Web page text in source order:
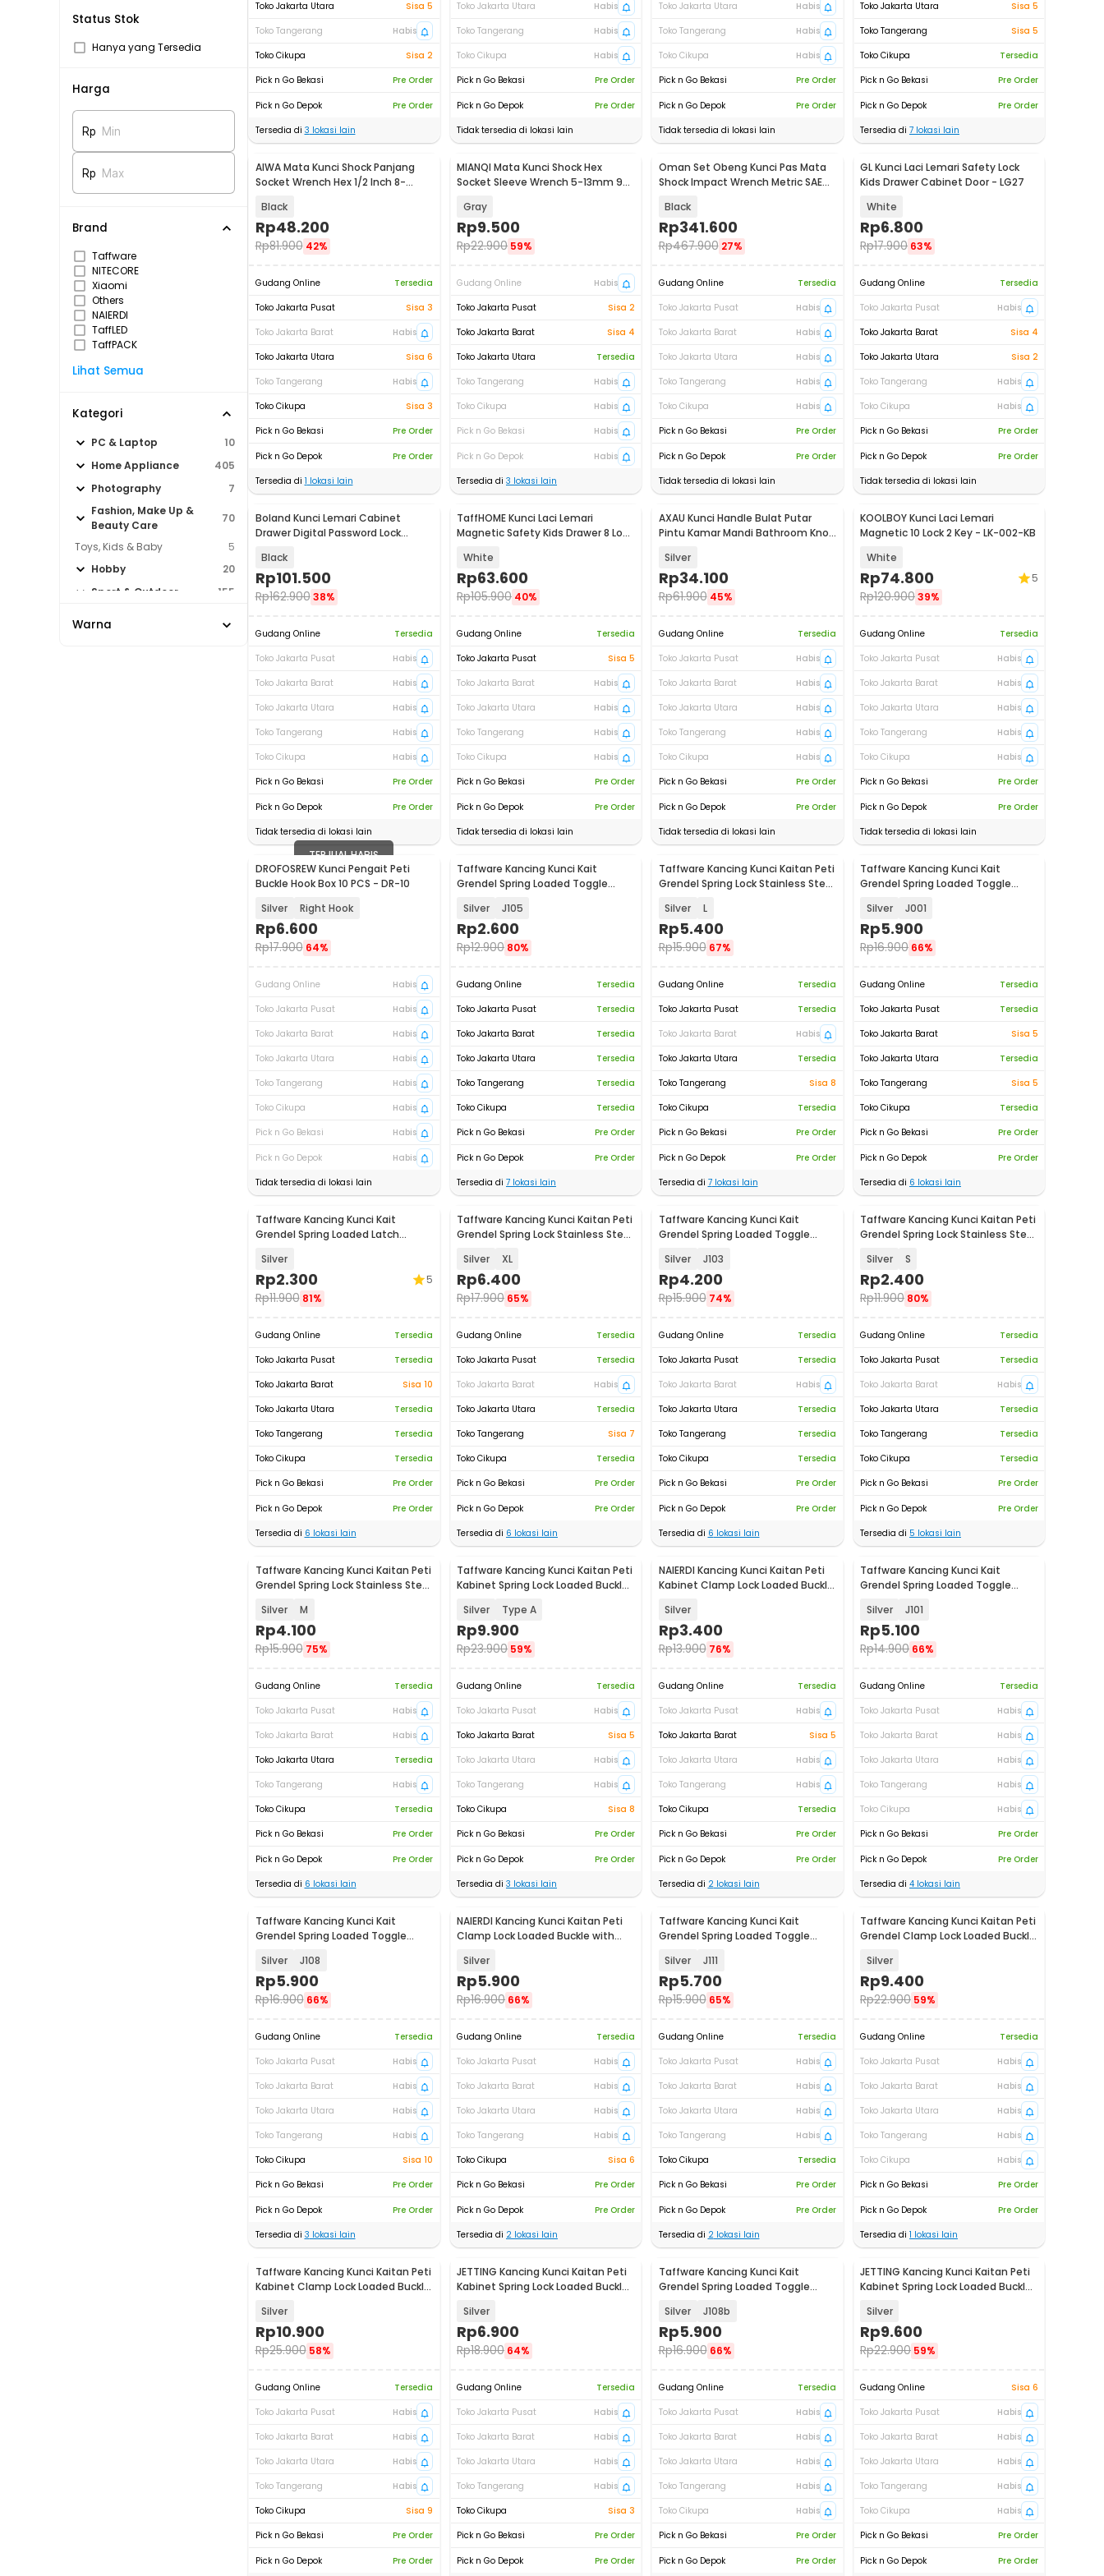
Status Stok
Hanya yang Tersedia
Harga
Rp Min
Rp Max
Brand
Taffware
NITECORE
Xiaomi
Others
NAIERDI
TaffLED
TaffPACK
Lihat Semua
Kategori
PC & Laptop
10
Home Appliance
405
Photography
7
Fashion, Make Up &
Beauty Care
70
Toys, Kids & Baby
5
Hobby
20
Sport & Outdoor
155
Warna
Toko Jakarta Utara
Sisa 5
Toko Tangerang
Habis
Toko Cikupa
Sisa 2
Pick n Go Bekasi
Pre Order
Pick n Go Depok
Pre Order
Tersedia di 3 lokasi lain
Toko Jakarta Utara
Habis
Toko Tangerang
Habis
Toko Cikupa
Habis
Pick n Go Bekasi
Pre Order
Pick n Go Depok
Pre Order
Tidak tersedia di lokasi lain
Toko Jakarta Utara
Habis
Toko Tangerang
Habis
Toko Cikupa
Habis
Pick n Go Bekasi
Pre Order
Pick n Go Depok
Pre Order
Tidak tersedia di lokasi lain
Toko Jakarta Utara
Sisa 5
Toko Tangerang
Sisa 5
Toko Cikupa
Tersedia
Pick n Go Bekasi
Pre Order
Pick n Go Depok
Pre Order
Tersedia di 7 lokasi lain
AIWA Mata Kunci Shock Panjang
Socket Wrench Hex 1/2 Inch 8-
Black
Rp48.200
Rp81.900 42%
Gudang Online
Tersedia
Toko Jakarta Pusat
Sisa 3
Toko Jakarta Barat
Habis
Toko Jakarta Utara
Sisa 6
Toko Tangerang
Habis
Toko Cikupa
Sisa 3
Pick n Go Bekasi
Pre Order
Pick n Go Depok
Pre Order
Tersedia di 1 lokasi lain
MIANQI Mata Kunci Shock Hex
Socket Sleeve Wrench 5-13mm 9
Gray
Rp9.500
Rp22.900 59%
Gudang Online
Habis
Toko Jakarta Pusat
Sisa 2
Toko Jakarta Barat
Sisa 4
Toko Jakarta Utara
Tersedia
Toko Tangerang
Habis
Toko Cikupa
Habis
Pick n Go Bekasi
Habis
Pick n Go Depok
Habis
Tersedia di 3 lokasi lain
Baru
Oman Set Obeng Kunci Pas Mata
Shock Impact Wrench Metric SAE
Black
Rp341.600
Rp467.900 27%
Gudang Online
Tersedia
Toko Jakarta Pusat
Habis
Toko Jakarta Barat
Habis
Toko Jakarta Utara
Habis
Toko Tangerang
Habis
Toko Cikupa
Habis
Pick n Go Bekasi
Pre Order
Pick n Go Depok
Pre Order
Tidak tersedia di lokasi lain
GL Kunci Laci Lemari Safety Lock
Kids Drawer Cabinet Door - LG27
White
Rp6.800
Rp17.900 63%
Gudang Online
Tersedia
Toko Jakarta Pusat
Habis
Toko Jakarta Barat
Sisa 4
Toko Jakarta Utara
Sisa 2
Toko Tangerang
Habis
Toko Cikupa
Habis
Pick n Go Bekasi
Pre Order
Pick n Go Depok
Pre Order
Tidak tersedia di lokasi lain
Boland Kunci Lemari Cabinet
Drawer Digital Password Lock
Black
Rp101.500
Rp162.900 38%
Gudang Online
Tersedia
Toko Jakarta Pusat
Habis
Toko Jakarta Barat
Habis
Toko Jakarta Utara
Habis
Toko Tangerang
Habis
Toko Cikupa
Habis
Pick n Go Bekasi
Pre Order
Pick n Go Depok
Pre Order
Tidak tersedia di lokasi lain
TaffHOME Kunci Laci Lemari
Magnetic Safety Kids Drawer 8 Lock
White
Rp63.600
Rp105.900 40%
Gudang Online
Tersedia
Toko Jakarta Pusat
Sisa 5
Toko Jakarta Barat
Habis
Toko Jakarta Utara
Habis
Toko Tangerang
Habis
Toko Cikupa
Habis
Pick n Go Bekasi
Pre Order
Pick n Go Depok
Pre Order
Tidak tersedia di lokasi lain
AXAU Kunci Handle Bulat Putar
Pintu Kamar Mandi Bathroom Knob
Silver
Rp34.100
Rp61.900 45%
Gudang Online
Tersedia
Toko Jakarta Pusat
Habis
Toko Jakarta Barat
Habis
Toko Jakarta Utara
Habis
Toko Tangerang
Habis
Toko Cikupa
Habis
Pick n Go Bekasi
Pre Order
Pick n Go Depok
Pre Order
Tidak tersedia di lokasi lain
KOOLBOY Kunci Laci Lemari
Magnetic 10 Lock 2 Key - LK-002-KB
White
Rp74.800
Rp120.90039%
5
Gudang Online
Tersedia
Toko Jakarta Pusat
Habis
Toko Jakarta Barat
Habis
Toko Jakarta Utara
Habis
Toko Tangerang
Habis
Toko Cikupa
Habis
Pick n Go Bekasi
Pre Order
Pick n Go Depok
Pre Order
Tidak tersedia di lokasi lain
TERJUAL HABIS
DROFOSREW Kunci Pengait Peti
Buckle Hook Box 10 PCS - DR-10
Silver
Right Hook
Rp6.600
Rp17.900 64%
Gudang Online
Habis
Toko Jakarta Pusat
Habis
Toko Jakarta Barat
Habis
Toko Jakarta Utara
Habis
Toko Tangerang
Habis
Toko Cikupa
Habis
Pick n Go Bekasi
Habis
Pick n Go Depok
Habis
Tidak tersedia di lokasi lain
Taffware Kancing Kunci Kait
Grendel Spring Loaded Toggle
Silver J105
Rp2.600
Rp12.900 80%
Gudang Online
Tersedia
Toko Jakarta Pusat
Tersedia
Toko Jakarta Barat
Tersedia
Toko Jakarta Utara
Tersedia
Toko Tangerang
Tersedia
Toko Cikupa
Tersedia
Pick n Go Bekasi
Pre Order
Pick n Go Depok
Pre Order
Tersedia di 7 lokasi lain
Taffware Kancing Kunci Kaitan Peti
Grendel Spring Lock Stainless Steel
Silver L
Rp5.400
Rp15.900 67%
Gudang Online
Tersedia
Toko Jakarta Pusat
Tersedia
Toko Jakarta Barat
Habis
Toko Jakarta Utara
Tersedia
Toko Tangerang
Sisa 8
Toko Cikupa
Tersedia
Pick n Go Bekasi
Pre Order
Pick n Go Depok
Pre Order
Tersedia di 7lokasi lain
Taffware Kancing Kunci Kait
Grendel Spring Loaded Toggle
Silver J001
Rp5.900
Rp16.900 66%
Gudang Online
Tersedia
Toko Jakarta Pusat
Tersedia
Toko Jakarta Barat
Sisa 5
Toko Jakarta Utara
Tersedia
Toko Tangerang
Sisa 5
Toko Cikupa
Tersedia
Pick n Go Bekasi
Pre Order
Pick n Go Depok
Pre Order
Tersedia di 6 lokasi lain
Taffware Kancing Kunci Kait
Grendel Spring Loaded Latch
Silver
Rp2.300
Rp11.900 81%
5
Gudang Online
Tersedia
Toko Jakarta Pusat
Tersedia
Toko Jakarta Barat
Sisa 10
Toko Jakarta Utara
Tersedia
Toko Tangerang
Tersedia
Toko Cikupa
Tersedia
Pick n Go Bekasi
Pre Order
Pick n Go Depok
Pre Order
Tersedia di 6 lokasi lain
Taffware Kancing Kunci Kaitan Peti
Grendel Spring Lock Stainless Steel
Silver XL
Rp6.400
Rp17.900 65%
Gudang Online
Tersedia
Toko Jakarta Pusat
Tersedia
Toko Jakarta Barat
Habis
Toko Jakarta Utara
Tersedia
Toko Tangerang
Sisa 7
Toko Cikupa
Tersedia
Pick n Go Bekasi
Pre Order
Pick n Go Depok
Pre Order
Tersedia di 6 lokasi lain
Taffware Kancing Kunci Kait
Grendel Spring Loaded Toggle
Silver J103
Rp4.200
Rp15.900 74%
Gudang Online
Tersedia
Toko Jakarta Pusat
Tersedia
Toko Jakarta Barat
Habis
Toko Jakarta Utara
Tersedia
Toko Tangerang
Tersedia
Toko Cikupa
Tersedia
Pick n Go Bekasi
Pre Order
Pick n Go Depok
Pre Order
Tersedia di 6 lokasi lain
Taffware Kancing Kunci Kaitan Peti
Grendel Spring Lock Stainless Steel
Silver S
Rp2.400
Rp11.900 80%
Gudang Online
Tersedia
Toko Jakarta Pusat
Tersedia
Toko Jakarta Barat
Habis
Toko Jakarta Utara
Tersedia
Toko Tangerang
Tersedia
Toko Cikupa
Tersedia
Pick n Go Bekasi
Pre Order
Pick n Go Depok
Pre Order
Tersedia di 5 lokasi lain
Taffware Kancing Kunci Kaitan Peti
Grendel Spring Lock Stainless Steel
Silver M
Rp4.100
Rp15.900 75%
Gudang Online
Tersedia
Toko Jakarta Pusat
Habis
Toko Jakarta Barat
Habis
Toko Jakarta Utara
Tersedia
Toko Tangerang
Habis
Toko Cikupa
Tersedia
Pick n Go Bekasi
Pre Order
Pick n Go Depok
Pre Order
Tersedia di 6 lokasi lain
Taffware Kancing Kunci Kaitan Peti
Kabinet Spring Lock Loaded Buckle
Silver Type A
Rp9.900
Rp23.900 59%
Gudang Online
Tersedia
Toko Jakarta Pusat
Habis
Toko Jakarta Barat
Sisa 5
Toko Jakarta Utara
Habis
Toko Tangerang
Habis
Toko Cikupa
Sisa 8
Pick n Go Bekasi
Pre Order
Pick n Go Depok
Pre Order
Tersedia di 3 lokasi lain
NAIERDI Kancing Kunci Kaitan Peti
Kabinet Clamp Lock Loaded Buckle
Silver
Rp3.400
Rp13.900 76%
Gudang Online
Tersedia
Toko Jakarta Pusat
Habis
Toko Jakarta Barat
Sisa 5
Toko Jakarta Utara
Habis
Toko Tangerang
Habis
Toko Cikupa
Tersedia
Pick n Go Bekasi
Pre Order
Pick n Go Depok
Pre Order
Tersedia di 2lokasi lain
Taffware Kancing Kunci Kait
Grendel Spring Loaded Toggle
Silver J101
Rp5.100
Rp14.900 66%
Gudang Online
Tersedia
Toko Jakarta Pusat
Habis
Toko Jakarta Barat
Habis
Toko Jakarta Utara
Habis
Toko Tangerang
Habis
Toko Cikupa
Habis
Pick n Go Bekasi
Pre Order
Pick n Go Depok
Pre Order
Tersedia di 4 lokasi lain
Taffware Kancing Kunci Kait
Grendel Spring Loaded Toggle
Silver J108
Rp5.900
Rp16.900 66%
Gudang Online
Tersedia
Toko Jakarta Pusat
Habis
Toko Jakarta Barat
Habis
Toko Jakarta Utara
Habis
Toko Tangerang
Habis
Toko Cikupa
Sisa 10
Pick n Go Bekasi
Pre Order
Pick n Go Depok
Pre Order
Tersedia di 3 lokasi lain
NAIERDI Kancing Kunci Kaitan Peti
Clamp Lock Loaded Buckle with
Silver
Rp5.900
Rp16.900 66%
Gudang Online
Tersedia
Toko Jakarta Pusat
Habis
Toko Jakarta Barat
Habis
Toko Jakarta Utara
Habis
Toko Tangerang
Habis
Toko Cikupa
Sisa 6
Pick n Go Bekasi
Pre Order
Pick n Go Depok
Pre Order
Tersedia di 2 lokasi lain
Taffware Kancing Kunci Kait
Grendel Spring Loaded Toggle
Silver J111
Rp5.700
Rp15.900 65%
Gudang Online
Tersedia
Toko Jakarta Pusat
Habis
Toko Jakarta Barat
Habis
Toko Jakarta Utara
Habis
Toko Tangerang
Habis
Toko Cikupa
Tersedia
Pick n Go Bekasi
Pre Order
Pick n Go Depok
Pre Order
Tersedia di 2lokasi lain
Taffware Kancing Kunci Kaitan Peti
Grendel Clamp Lock Loaded Buckle
Silver
Rp9.400
Rp22.900 59%
Gudang Online
Tersedia
Toko Jakarta Pusat
Habis
Toko Jakarta Barat
Habis
Toko Jakarta Utara
Habis
Toko Tangerang
Habis
Toko Cikupa
Habis
Pick n Go Bekasi
Pre Order
Pick n Go Depok
Pre Order
Tersedia di 1 lokasi lain
Taffware Kancing Kunci Kaitan Peti
Kabinet Clamp Lock Loaded Buckle
Silver
Rp10.900
Rp25.900 58%
Gudang Online
Tersedia
Toko Jakarta Pusat
Habis
Toko Jakarta Barat
Habis
Toko Jakarta Utara
Habis
Toko Tangerang
Habis
Toko Cikupa
Sisa 9
Pick n Go Bekasi
Pre Order
Pick n Go Depok Pre Order
JETTING Kancing Kunci Kaitan Peti
Kabinet Spring Lock Loaded Buckle
Silver
Rp6.900
Rp18.900 64%
Gudang Online
Tersedia
Toko Jakarta Pusat
Habis
Toko Jakarta Barat
Habis
Toko Jakarta Utara
Habis
Toko Tangerang
Habis
Toko Cikupa
Sisa 3
Pick n Go Bekasi
Pre Order
Pick n Go Depok Pre Order
Taffware Kancing Kunci Kait
Grendel Spring Loaded Toggle
Silver J108b
Rp5.900
Rp16.900 66%
Gudang Online
Tersedia
Toko Jakarta Pusat
Habis
Toko Jakarta Barat
Habis
Toko Jakarta Utara
Habis
Toko Tangerang
Habis
Toko Cikupa
Habis
Pick n Go Bekasi
Pre Order
Pick n Go Depok Pre Order
JETTING Kancing Kunci Kaitan Peti
Kabinet Spring Lock Loaded Buckle
Silver
Rp9.600
Rp22.900 59%
Gudang Online
Sisa 6
Toko Jakarta Pusat
Habis
Toko Jakarta Barat
Habis
Toko Jakarta Utara
Habis
Toko Tangerang
Habis
Toko Cikupa
Habis
Pick n Go Bekasi
Pre Order
Pick n Go Depok Pre Order